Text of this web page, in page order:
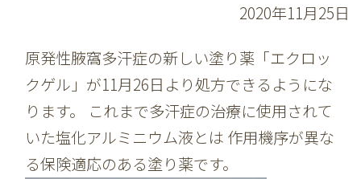
2020年11月25日
原発性腋窩多汗症の新しい塗り薬「エクロッ
クゲル」が11月26日より処方できるようにな
ります。 これまで多汗症の治療に使用されて
いた塩化アルミニウム液とは 作用機序が異な
る保険適応のある塗り薬です。